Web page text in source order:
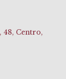
48, Centro,